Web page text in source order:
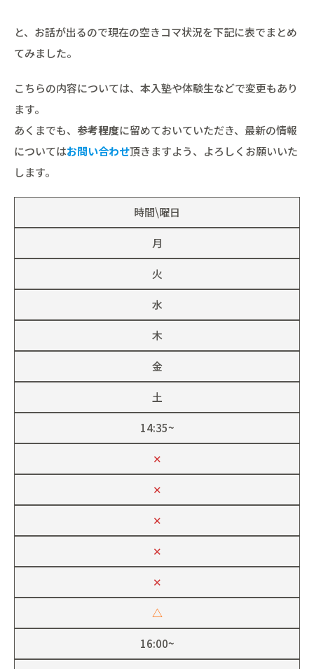
と、お話が出るので現在の空きコマ状況を下記に表でまとめ
てみました。
こちらの内容については、本入塾や体験生などで変更もあり
ます。
あくまでも、 参考程度に留めておいていただき、最新の情報
についてはお問い合わせ頂きますよう、よろしくお願いいた
します。
時間\曜日
月
火
水
木
金
土
14:35~
✕
✕
✕
✕
✕
△
16:00~